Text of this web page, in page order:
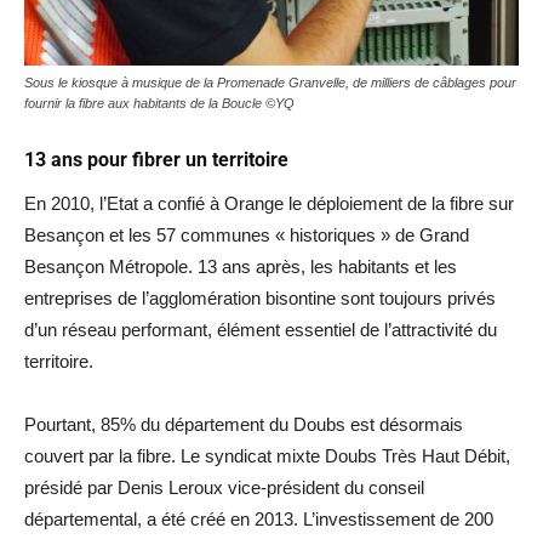
Sous le kiosque à musique de la Promenade Granvelle, de milliers de câblages pour
fournir la fibre aux habitants de la Boucle ©YQ
13 ans pour fibrer un territoire
En 2010, l’Etat a confié à Orange le déploiement de la fibre sur
Besançon et les 57 communes « historiques » de Grand
Besançon Métropole. 13 ans après, les habitants et les
entreprises de l’agglomération bisontine sont toujours privés
d’un réseau performant, élément essentiel de l’attractivité du
territoire.
Pourtant, 85% du département du Doubs est désormais
couvert par la fibre. Le syndicat mixte Doubs Très Haut Débit,
présidé par Denis Leroux vice-président du conseil
départemental, a été créé en 2013. L’investissement de 200